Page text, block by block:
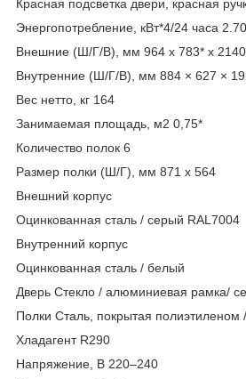
Красная подсветка двери, красная
Энергопотребление, кВт*4/24 часа 2.70
Внешние (Ш/Г/В), мм 964 x 783* x 2140
Внутренние (Ш/Г/В), мм 884 × 627 ×
Вес нетто, кг 164
Занимаемая площадь, м2 0,75*
Количество полок 6
Размер полки (Ш/Г), мм 871 x 564
Внешний корпус
Оцинкованная сталь / серый RAL7004
Внутренний корпус
Оцинкованная сталь / белый
Дверь Стекло / алюминиевая рамка/
Полки Сталь, покрытая полиэтиленом
Хладагент R290
Напряжение, В 220–240